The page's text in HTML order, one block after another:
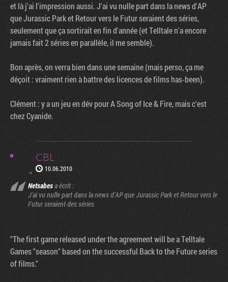
et là j'ai l'impression aussi. J'ai vu nulle part dans la news d'AP
que Jurassic Park et Retour vers le Futur seraient des séries,
seulement que ça sortirait en fin d'année (et Telltale n'a encore
jamais fait 2 séries en parallèle, il me semble).
Bon après, on verra bien dans une semaine (mais perso, ça me
déçoit : vraiment rien à battre des licences de films has-been).
Clément : y a un jeu en dév pour A Song of Ice & Fire, mais c'est
chez Cyanide.
CBL
10.06.2010
Netsabesa écrit :
J'ai vu nulle part dans la news d'AP que Jurassic Park et Retour vers le
Futur seraient des séries
"The first game released under the agreement will be a Telltale
Games "season" based on the successful Back to the Future series
of films."